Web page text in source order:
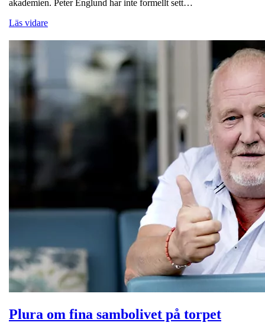
akademien. Peter Englund har inte formellt sett…
Läs vidare
Plura om fina sambolivet på torpet